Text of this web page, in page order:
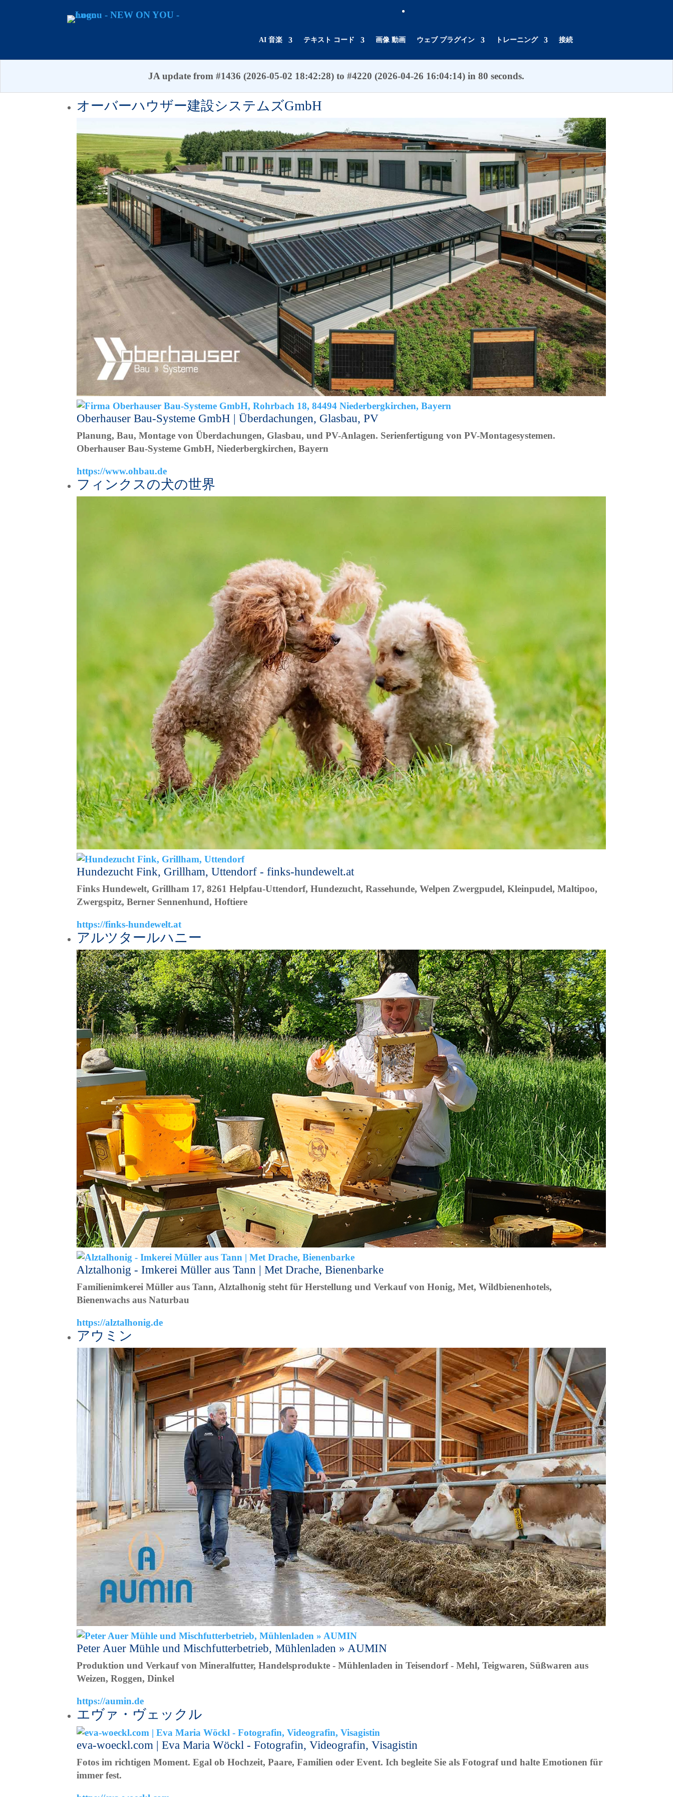
AI 音楽 テキスト コード 画像 動画 ウェブ プラグイン トレーニング 接続
JA update from #1436 (2026-05-02 18:42:28) to #4220 (2026-04-26 16:04:14) in 80 seconds.
オーバーハウザー建設システムズGmbH
Oberhauser Bau-Systeme GmbH | Überdachungen, Glasbau, PV
Planung, Bau, Montage von Überdachungen, Glasbau, und PV-Anlagen. Serienfertigung von PV-Montagesystemen.
Oberhauser Bau-Systeme GmbH, Niederbergkirchen, Bayern
https://www.ohbau.de
フィンクスの犬の世界
Hundezucht Fink, Grillham, Uttendorf - finks-hundewelt.at
Finks Hundewelt, Grillham 17, 8261 Helpfau-Uttendorf, Hundezucht, Rassehunde, Welpen Zwergpudel, Kleinpudel, Maltipoo,
Zwergspitz, Berner Sennenhund, Hoftiere
https://finks-hundewelt.at
アルツタールハニー
Alztalhonig - Imkerei Müller aus Tann | Met Drache, Bienenbarke
Familienimkerei Müller aus Tann, Alztalhonig steht für Herstellung und Verkauf von Honig, Met, Wildbienenhotels,
Bienenwachs aus Naturbau
https://alztalhonig.de
アウミン
Peter Auer Mühle und Mischfutterbetrieb, Mühlenladen » AUMIN
Produktion und Verkauf von Mineralfutter, Handelsprodukte - Mühlenladen in Teisendorf - Mehl, Teigwaren, Süßwaren aus
Weizen, Roggen, Dinkel
https://aumin.de
エヴァ・ヴェックル
eva-woeckl.com | Eva Maria Wöckl - Fotografin, Videografin, Visagistin
Fotos im richtigen Moment. Egal ob Hochzeit, Paare, Familien oder Event. Ich begleite Sie als Fotograf und halte Emotionen für
immer fest.